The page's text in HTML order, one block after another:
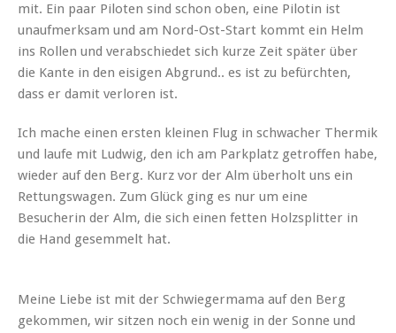
mit. Ein paar Piloten sind schon oben, eine Pilotin ist
unaufmerksam und am Nord-Ost-Start kommt ein Helm
ins Rollen und verabschiedet sich kurze Zeit später über
die Kante in den eisigen Abgrund.. es ist zu befürchten,
dass er damit verloren ist.
Ich mache einen ersten kleinen Flug in schwacher Thermik
und laufe mit Ludwig, den ich am Parkplatz getroffen habe,
wieder auf den Berg. Kurz vor der Alm überholt uns ein
Rettungswagen. Zum Glück ging es nur um eine
Besucherin der Alm, die sich einen fetten Holzsplitter in
die Hand gesemmelt hat.
Meine Liebe ist mit der Schwiegermama auf den Berg
gekommen, wir sitzen noch ein wenig in der Sonne und